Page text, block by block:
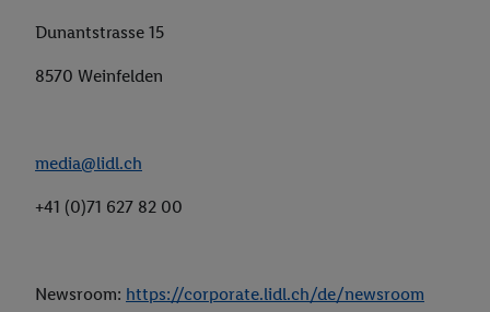
Dunantstrasse 15
8570 Weinfelden
media@lidl.ch
+41 (0)71 627 82 00
Newsroom: https://corporate.lidl.ch/de/newsroom